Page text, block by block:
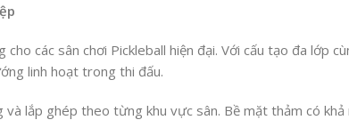
các sân chơi Pickleball hiện đại. Với cấu tạo đa lớp
linh hoạt trong thi đấu.
lắp ghép theo từng khu vực sân. Bề mặt thảm có